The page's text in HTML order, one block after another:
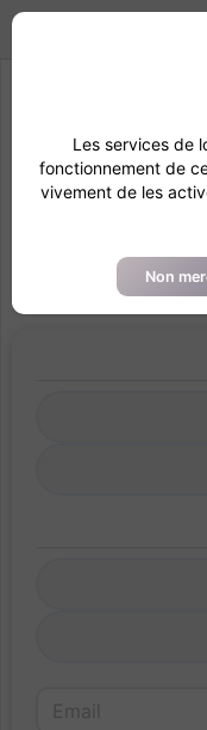
L’activation de la
profil et renforce la
Les services de
fonctionnement de
vivement de les
Non